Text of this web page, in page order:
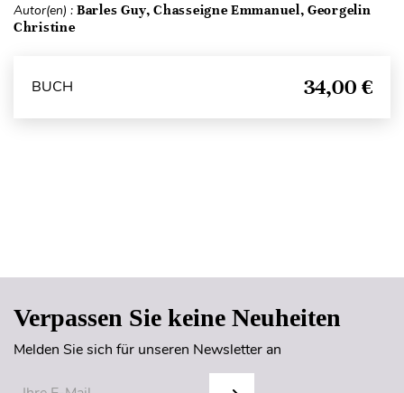
Autor(en) : Barles Guy, Chasseigne Emmanuel, Georgelin
Christine
BUCH 34,00 €
Verpassen Sie keine Neuheiten
Melden Sie sich für unseren Newsletter an